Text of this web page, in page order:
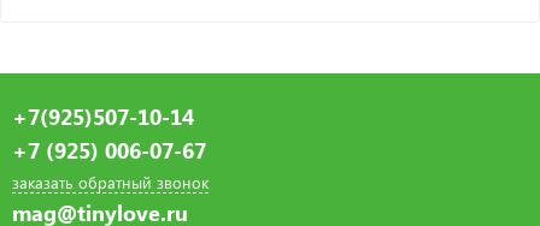
+7(925)507-10-14
+7 (925) 006-07-67
заказать обратный звонок
mag@tinylove.ru